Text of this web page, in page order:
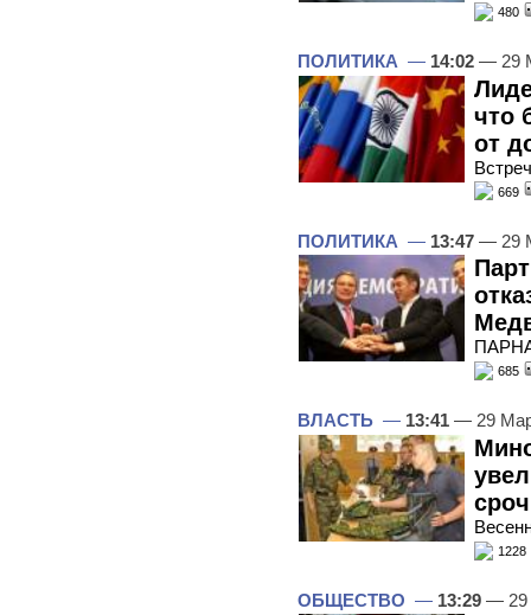
480
ПОЛИТИКА — 14:02 — 29
что
от
669
ПОЛИТИКА — 13:47 — 29
685
ВЛАСТЬ — 13:41 — 29
1228
ОБЩЕСТВО — 13:29 — 29